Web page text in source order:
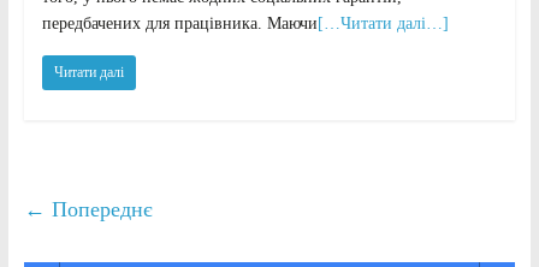
передбачених для працівника. Маючи […Читати далі…]
Читати далі
← Попереднє